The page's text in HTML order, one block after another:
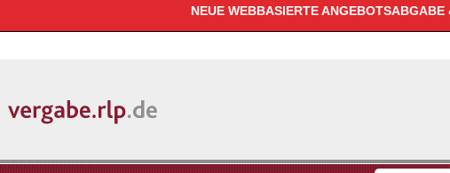
NEUE WEBBASIERTE